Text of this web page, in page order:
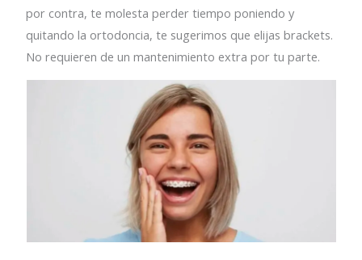
por contra, te molesta perder tiempo poniendo y
quitando la ortodoncia, te sugerimos que elijas brackets.
No requieren de un mantenimiento extra por tu parte.